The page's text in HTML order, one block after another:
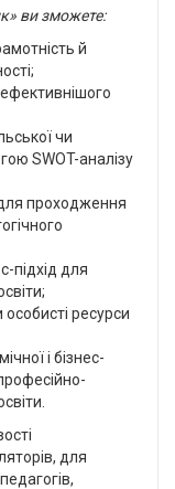
ви зможете:
й
чи
SWOT-аналізу
проходження
підхід для
ресурси
і бізнес-
для